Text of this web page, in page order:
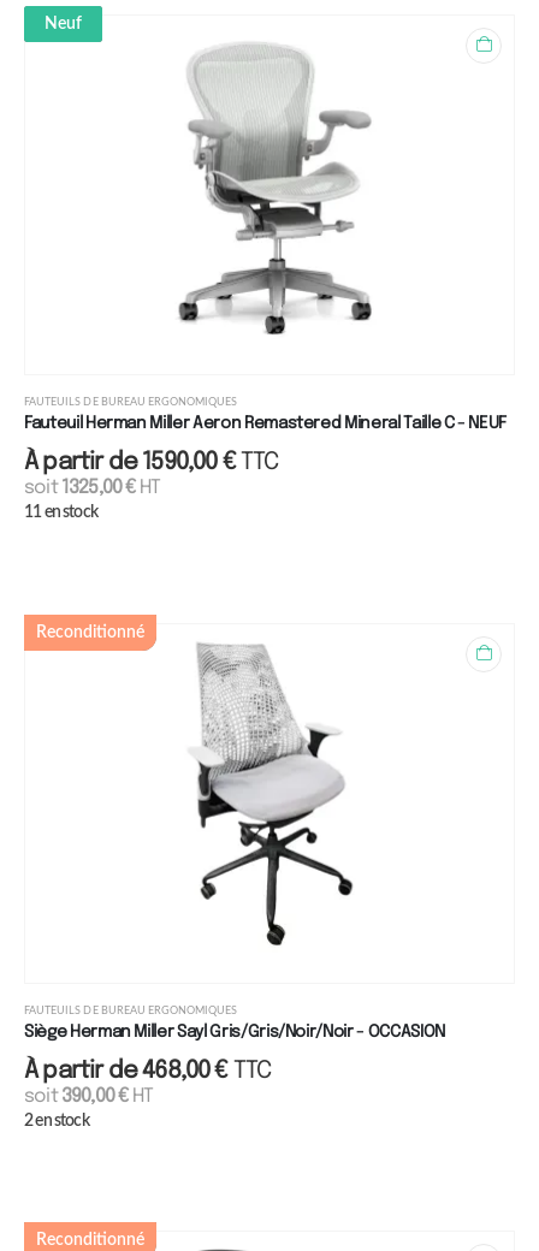
Neuf
FAUTEUILS DE BUREAU ERGONOMIQUES
Fauteuil Herman Miller Aeron Remastered Mineral Taille C - NEUF
À partir de1590,00€ TTC
soit1325,00€HT
11 en stock
Reconditionné
FAUTEUILS DE BUREAU ERGONOMIQUES
Siège Herman Miller Sayl Gris/Gris/Noir/Noir - OCCASION
À partir de468,00€ TTC
soit390,00€HT
2 en stock
Reconditionné